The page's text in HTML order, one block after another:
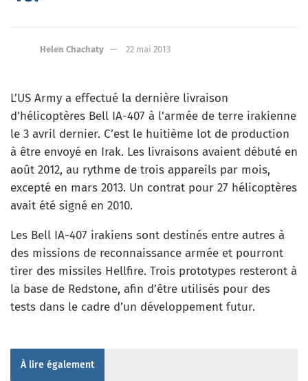
Helen Chachaty 22 mai 2013
L’US Army a effectué la dernière livraison
d’hélicoptères Bell IA-407 à l’armée de terre irakienne
le 3 avril dernier. C’est le huitième lot de production
à être envoyé en Irak. Les livraisons avaient débuté en
août 2012, au rythme de trois appareils par mois,
excepté en mars 2013. Un contrat pour 27 hélicoptères
avait été signé en 2010.
Les Bell IA-407 irakiens sont destinés entre autres à
des missions de reconnaissance armée et pourront
tirer des missiles Hellfire. Trois prototypes resteront à
la base de Redstone, afin d’être utilisés pour des
tests dans le cadre d’un développement futur.
À lire également